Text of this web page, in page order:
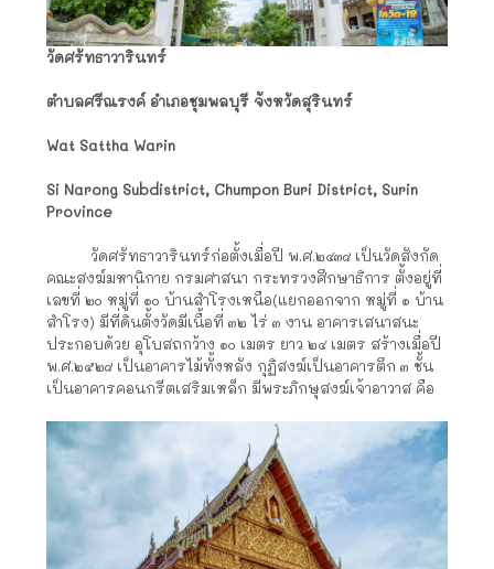
วัดศรัทธาวารินทร์
ตำบลศรีณรงค์ อำเภอชุมพลบุรี จังหวัดสุรินทร์
Wat Sattha Warin
Si Narong Subdistrict, Chumpon Buri District, Surin
Province
วัดศรัทธาวารินทร์ก่อตั้งเมื่อปี พ.ศ.๒๔๓๘ เป็นวัดสังกัด
คณะสงฆ์มหานิกาย กรมศาสนา กระทรวงศึกษาธิการ ตั้งอยู่ที่
เลขที่ ๒๐ หมู่ที่ ๑๐ บ้านสำโรงเหนือ(แยกออกจาก หมู่ที่ ๑ บ้าน
สำโรง) มีที่ดินตั้งวัดมีเนื้อที่ ๓๒ ไร่ ๓ งาน อาคารเสนาสนะ
ประกอบด้วย อุโบสถกว้าง ๑๐ เมตร ยาว ๒๔ เมตร สร้างเมื่อปี
พ.ศ.๒๕๒๘ เป็นอาคารไม้ทั้งหลัง กุฏิสงฆ์เป็นอาคารตึก ๓ ชั้น
เป็นอาคารคอนกรีตเสริมเหล็ก มีพระภิกษุสงฆ์เจ้าอาวาส คือ